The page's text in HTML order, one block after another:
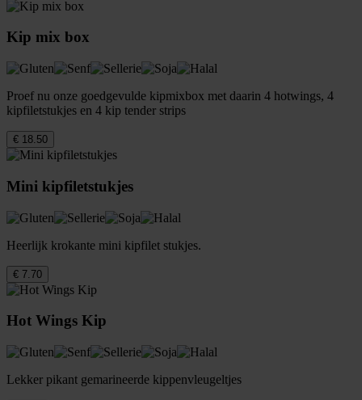
Kip mix box
Proef nu onze goedgevulde kipmixbox met daarin 4 hotwings, 4
kipfiletstukjes en 4 kip tender strips
€ 18.50
Mini kipfiletstukjes
Heerlijk krokante mini kipfilet stukjes.
€ 7.70
Hot Wings Kip
Lekker pikant gemarineerde kippenvleugeltjes